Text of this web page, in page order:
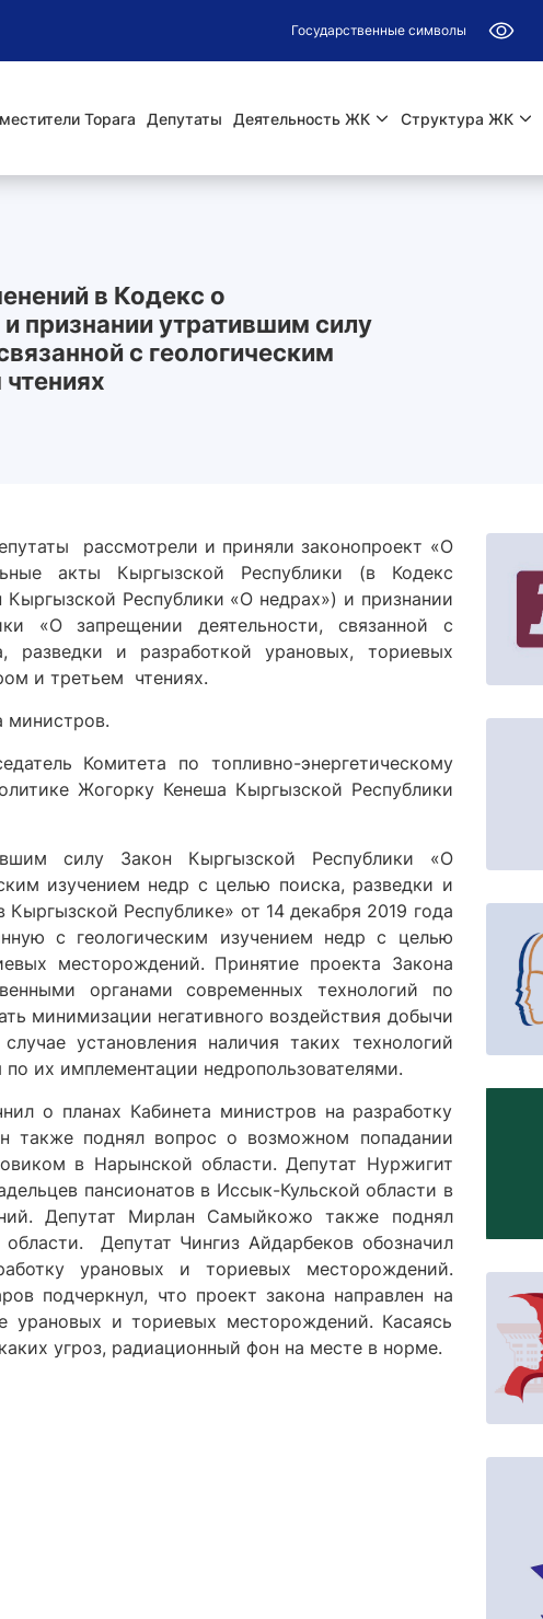
Государственные символы
Торага Депутаты Деятельность ЖК Структура ЖК
в Кодекс о
признании утратившим силу
с геологическим
рассмотрели и приняли законопроект «О
акты Кыргызской Республики (в Кодекс
Республики «О недрах») и признании
«О запрещении деятельности, связанной с
разведки и разработкой урановых, ториевых
и третьем чтениях.
министров.
Комитета по топливно-энергетическому
Жогорку Кенеша Кыргызской Республики
силу Закон Кыргызской Республики «О
изучением недр с целью поиска, разведки и
Республике» от 14 декабря 2019 года
с геологическим изучением недр с целью
месторождений. Принятие проекта Закона
органами современных технологий по
минимизации негативного воздействия добычи
установления наличия таких технологий
их имплементации недропользователями.
о планах Кабинета министров на разработку
также поднял вопрос о возможном попадании
в Нарынской области. Депутат Нуржигит
пансионатов в Иссык-Кульской области в
Депутат Мирлан Самыйкожо также поднял
Депутат Чингиз Айдарбеков обозначил
урановых и ториевых месторождений.
подчеркнул, что проект закона направлен на
урановых и ториевых месторождений. Касаясь
угроз, радиационный фон на месте в норме.